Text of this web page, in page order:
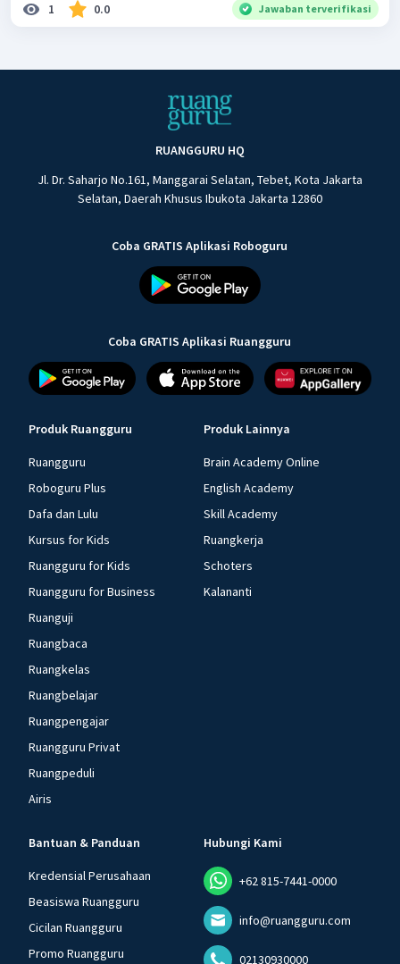
1 0.0 Jawaban terverifikasi
RUANGGURU HQ
Jl. Dr. Saharjo No.161, Manggarai Selatan, Tebet, Kota Jakarta
Selatan, Daerah Khusus Ibukota Jakarta 12860
Coba GRATIS Aplikasi Roboguru
Coba GRATIS Aplikasi Ruangguru
Produk Ruangguru
Ruangguru
Roboguru Plus
Dafa dan Lulu
Kursus for Kids
Ruangguru for Kids
Ruangguru for Business
Ruanguji
Ruangbaca
Ruangkelas
Ruangbelajar
Ruangpengajar
Ruangguru Privat
Ruangpeduli
Airis
Produk Lainnya
Brain Academy Online
English Academy
Skill Academy
Ruangkerja
Schoters
Kalananti
Bantuan & Panduan
Kredensial Perusahaan
Beasiswa Ruangguru
Cicilan Ruangguru
Promo Ruangguru
Hubungi Kami
+62 815-7441-0000
info@ruangguru.com
02130930000